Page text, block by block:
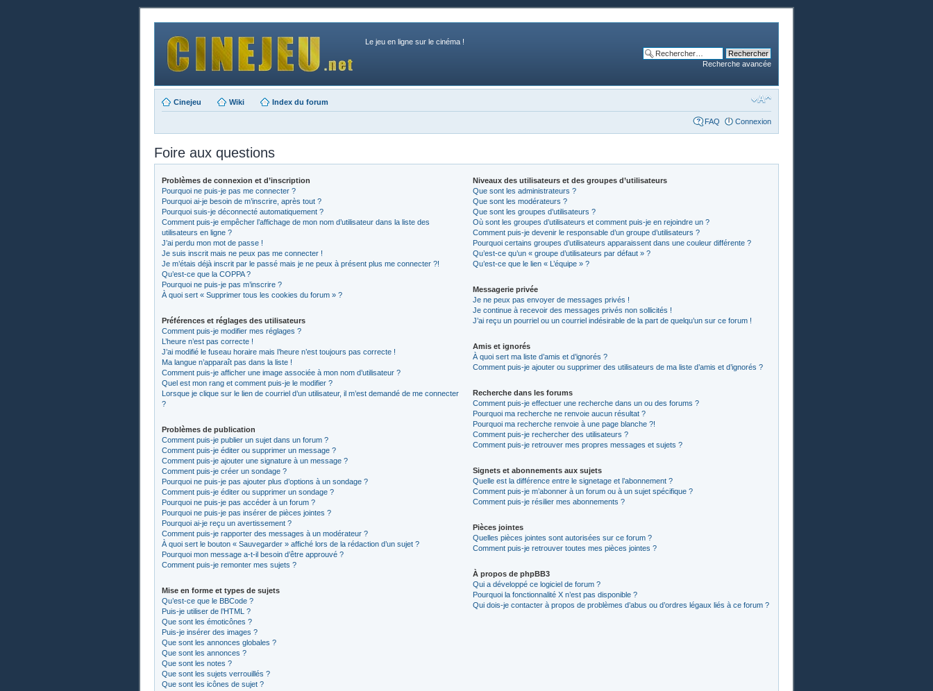
Le jeu en ligne sur le cinéma !
Recherche avancée
Cinejeu Wiki Index du forum
FAQ Connexion
Foire aux questions
Problèmes de connexion et d’inscription
Pourquoi ne puis-je pas me connecter ?
Pourquoi ai-je besoin de m’inscrire, après tout ?
Pourquoi suis-je déconnecté automatiquement ?
Comment puis-je empêcher l’affichage de mon nom d’utilisateur dans la liste des
utilisateurs en ligne ?
J’ai perdu mon mot de passe !
Je suis inscrit mais ne peux pas me connecter !
Je m’étais déjà inscrit par le passé mais je ne peux à présent plus me connecter ?!
Qu’est-ce que la COPPA ?
Pourquoi ne puis-je pas m’inscrire ?
À quoi sert « Supprimer tous les cookies du forum » ?
Préférences et réglages des utilisateurs
Comment puis-je modifier mes réglages ?
L’heure n’est pas correcte !
J’ai modifié le fuseau horaire mais l’heure n’est toujours pas correcte !
Ma langue n’apparaît pas dans la liste !
Comment puis-je afficher une image associée à mon nom d’utilisateur ?
Quel est mon rang et comment puis-je le modifier ?
Lorsque je clique sur le lien de courriel d’un utilisateur, il m’est demandé de me connecter
?
Problèmes de publication
Comment puis-je publier un sujet dans un forum ?
Comment puis-je éditer ou supprimer un message ?
Comment puis-je ajouter une signature à un message ?
Comment puis-je créer un sondage ?
Pourquoi ne puis-je pas ajouter plus d’options à un sondage ?
Comment puis-je éditer ou supprimer un sondage ?
Pourquoi ne puis-je pas accéder à un forum ?
Pourquoi ne puis-je pas insérer de pièces jointes ?
Pourquoi ai-je reçu un avertissement ?
Comment puis-je rapporter des messages à un modérateur ?
À quoi sert le bouton « Sauvegarder » affiché lors de la rédaction d’un sujet ?
Pourquoi mon message a-t-il besoin d’être approuvé ?
Comment puis-je remonter mes sujets ?
Mise en forme et types de sujets
Qu’est-ce que le BBCode ?
Puis-je utiliser de l’HTML ?
Que sont les émoticônes ?
Puis-je insérer des images ?
Que sont les annonces globales ?
Que sont les annonces ?
Que sont les notes ?
Que sont les sujets verrouillés ?
Que sont les icônes de sujet ?
Niveaux des utilisateurs et des groupes d’utilisateurs
Que sont les administrateurs ?
Que sont les modérateurs ?
Que sont les groupes d’utilisateurs ?
Où sont les groupes d’utilisateurs et comment puis-je en rejoindre un ?
Comment puis-je devenir le responsable d’un groupe d’utilisateurs ?
Pourquoi certains groupes d’utilisateurs apparaissent dans une couleur différente ?
Qu’est-ce qu’un « groupe d’utilisateurs par défaut » ?
Qu’est-ce que le lien « L’équipe » ?
Messagerie privée
Je ne peux pas envoyer de messages privés !
Je continue à recevoir des messages privés non sollicités !
J’ai reçu un pourriel ou un courriel indésirable de la part de quelqu’un sur ce forum !
Amis et ignorés
À quoi sert ma liste d’amis et d’ignorés ?
Comment puis-je ajouter ou supprimer des utilisateurs de ma liste d’amis et d’ignorés ?
Recherche dans les forums
Comment puis-je effectuer une recherche dans un ou des forums ?
Pourquoi ma recherche ne renvoie aucun résultat ?
Pourquoi ma recherche renvoie à une page blanche ?!
Comment puis-je rechercher des utilisateurs ?
Comment puis-je retrouver mes propres messages et sujets ?
Signets et abonnements aux sujets
Quelle est la différence entre le signetage et l’abonnement ?
Comment puis-je m’abonner à un forum ou à un sujet spécifique ?
Comment puis-je résilier mes abonnements ?
Pièces jointes
Quelles pièces jointes sont autorisées sur ce forum ?
Comment puis-je retrouver toutes mes pièces jointes ?
À propos de phpBB3
Qui a développé ce logiciel de forum ?
Pourquoi la fonctionnalité X n’est pas disponible ?
Qui dois-je contacter à propos de problèmes d’abus ou d’ordres légaux liés à ce forum ?